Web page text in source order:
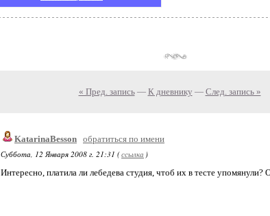
« Пред. запись— К дневнику — След. запись »
KatarinaBesson обратиться по имени
Суббота, 12 Января 2008 г. 21:31 (ссылка )
Интересно, платила ли лебедева студия, чтоб их в тесте упомянули?